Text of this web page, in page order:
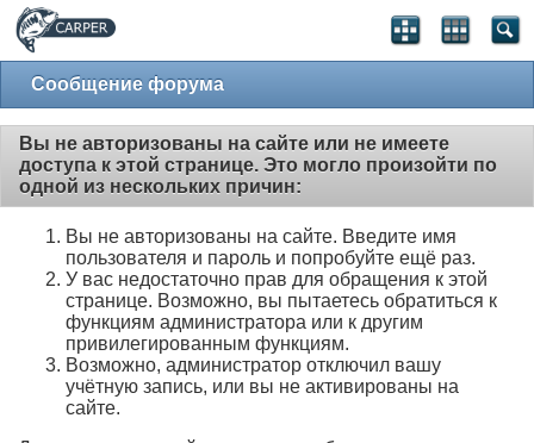
Сообщение форума
Вы не авторизованы на сайте или не имеете
доступа к этой странице. Это могло произойти по
одной из нескольких причин:
Вы не авторизованы на сайте. Введите имя
пользователя и пароль и попробуйте ещё раз.
У вас недостаточно прав для обращения к этой
странице. Возможно, вы пытаетесь обратиться к
функциям администратора или к другим
привилегированным функциям.
Возможно, администратор отключил вашу
учётную запись, или вы не активированы на
сайте.